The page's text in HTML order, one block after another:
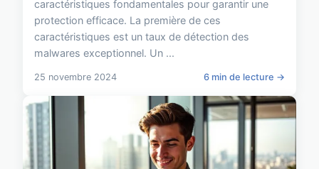
caractéristiques fondamentales pour garantir une
protection efficace. La première de ces
caractéristiques est un taux de détection des
malwares exceptionnel. Un ...
25 novembre 2024 6 min de lecture →